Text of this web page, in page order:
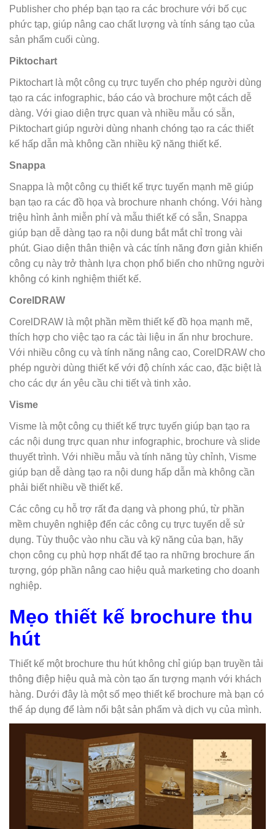
Publisher cho phép bạn tạo ra các brochure với bố cục
phức tạp, giúp nâng cao chất lượng và tính sáng tạo của
sản phẩm cuối cùng.
Piktochart
Piktochart là một công cụ trực tuyến cho phép người dùng
tạo ra các infographic, báo cáo và brochure một cách dễ
dàng. Với giao diện trực quan và nhiều mẫu có sẵn,
Piktochart giúp người dùng nhanh chóng tạo ra các thiết
kế hấp dẫn mà không cần nhiều kỹ năng thiết kế.
Snappa
Snappa là một công cụ thiết kế trực tuyến mạnh mẽ giúp
bạn tạo ra các đồ họa và brochure nhanh chóng. Với hàng
triệu hình ảnh miễn phí và mẫu thiết kế có sẵn, Snappa
giúp bạn dễ dàng tạo ra nội dung bắt mắt chỉ trong vài
phút. Giao diện thân thiện và các tính năng đơn giản khiến
công cụ này trở thành lựa chọn phổ biến cho những người
không có kinh nghiệm thiết kế.
CorelDRAW
CorelDRAW là một phần mềm thiết kế đồ họa mạnh mẽ,
thích hợp cho việc tạo ra các tài liệu in ấn như brochure.
Với nhiều công cụ và tính năng nâng cao, CorelDRAW cho
phép người dùng thiết kế với độ chính xác cao, đặc biệt là
cho các dự án yêu cầu chi tiết và tinh xảo.
Visme
Visme là một công cụ thiết kế trực tuyến giúp bạn tạo ra
các nội dung trực quan như infographic, brochure và slide
thuyết trình. Với nhiều mẫu và tính năng tùy chỉnh, Visme
giúp bạn dễ dàng tạo ra nội dung hấp dẫn mà không cần
phải biết nhiều về thiết kế.
Các công cụ hỗ trợ rất đa dạng và phong phú, từ phần
mềm chuyên nghiệp đến các công cụ trực tuyến dễ sử
dụng. Tùy thuộc vào nhu cầu và kỹ năng của bạn, hãy
chọn công cụ phù hợp nhất để tạo ra những brochure ấn
tượng, góp phần nâng cao hiệu quả marketing cho doanh
nghiệp.
Mẹo thiết kế brochure thu
hút
Thiết kế một brochure thu hút không chỉ giúp bạn truyền tải
thông điệp hiệu quả mà còn tạo ấn tượng mạnh với khách
hàng. Dưới đây là một số mẹo thiết kế brochure mà bạn có
thể áp dụng để làm nổi bật sản phẩm và dịch vụ của mình.